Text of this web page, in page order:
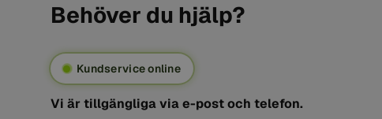
Behöver du hjälp?
Kundservice online
Vi är tillgängliga via e-post och telefon.